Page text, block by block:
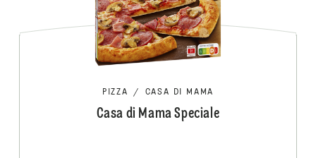
PIZZA / CASA DI MAMA
Casa di Mama Speciale